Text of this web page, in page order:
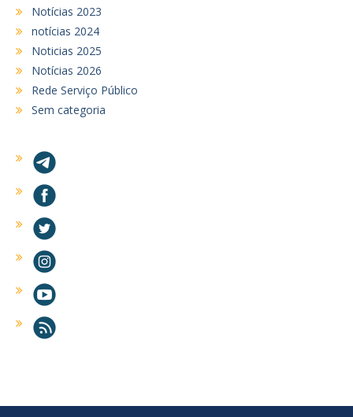
Notícias 2023
notícias 2024
Noticias 2025
Notícias 2026
Rede Serviço Público
Sem categoria